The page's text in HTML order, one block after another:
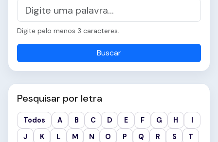
Digite pelo menos 3 caracteres.
Buscar
Pesquisar por letra
Todos A B C D E F G H
I
J
K L M N O P Q R S
T